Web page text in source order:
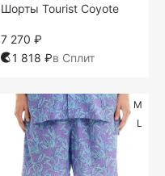
Шорты Tourist Coyote
7 270 ₽
1 818 ₽в Сплит
M
L